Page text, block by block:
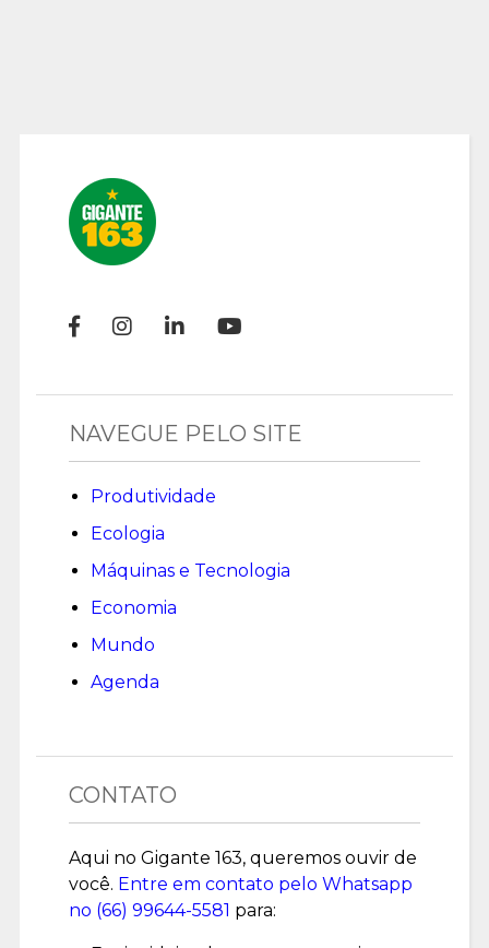
NAVEGUE PELO SITE
Produtividade
Ecologia
Máquinas e Tecnologia
Economia
Mundo
Agenda
CONTATO
Aqui no Gigante 163, queremos ouvir de
você. Entre em contato pelo Whatsapp
no (66) 99644-5581 para: